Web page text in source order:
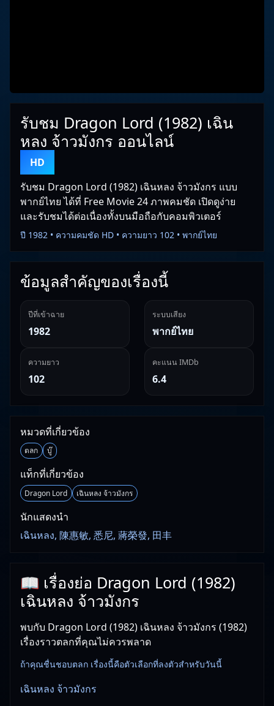
รับชม Dragon Lord (1982) เฉิน
หลง จ้าวมังกร ออนไลน์
HD
รับชม Dragon Lord (1982) เฉินหลง จ้าวมังกร แบบ
พากย์ไทย ได้ที่ Free Movie 24 ภาพคมชัด เปิดดูง่าย
และรับชมได้ต่อเนื่องทั้งบนมือถือกับคอมพิวเตอร์
ปี 1982 • ความคมชัด HD • ความยาว 102 • พากย์ไทย
ข้อมูลสำคัญของเรื่องนี้
ปีที่เข้าฉาย
1982
ระบบเสียง
พากย์ไทย
ความยาว
102
คะแนน IMDb
6.4
หมวดที่เกี่ยวข้อง
ตลก บู๊
แท็กที่เกี่ยวข้อง
Dragon Lord เฉินหลง จ้าวมังกร
นักแสดงนำ
เฉินหลง, 陳惠敏, 悉尼, 蔣榮發, 田丰
📖 เรื่องย่อ Dragon Lord (1982)
เฉินหลง จ้าวมังกร
พบกับ Dragon Lord (1982) เฉินหลง จ้าวมังกร (1982)
เรื่องราวตลกที่คุณไม่ควรพลาด
ถ้าคุณชื่นชอบตลก เรื่องนี้คือตัวเลือกที่ลงตัวสำหรับวันนี้
เฉินหลง จ้าวมังกร